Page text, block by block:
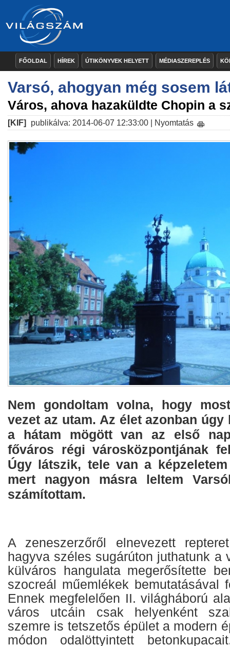
FŐOLDAL HÍREK ÚTIKÖNYVEK HELYETT MÉDIASZEREPLÉS
Varsó, ahogyan még sosem
Város, ahova hazaküldte Chopin a
[KIF] publikálva: 2014-06-07 12:33:00 | Nyomtatás
Nem gondoltam volna, hogy
vezet az utam. Az élet azonban
a hátam mögött van az első
főváros régi városközpontjának
Úgy látszik, tele van a
mert nagyon másra leltem
számítottam.
A zeneszerzőről elnevezett
hagyva széles sugárúton juthatunk a
külváros hangulata megerősítette
szocreál műemlékek bemutatásával
Ennek megfelelően II. világháború
város utcáin csak helyenként
szemre is tetszetős épület a modern
módon odalöttyintett